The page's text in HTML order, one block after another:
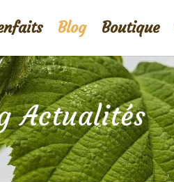
Blog Boutique
Actualités